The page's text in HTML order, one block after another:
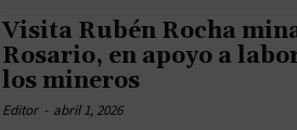
Visita Rubén Rocha
Rosario, en apoyo a
los mineros
Editor - abril 1, 2026